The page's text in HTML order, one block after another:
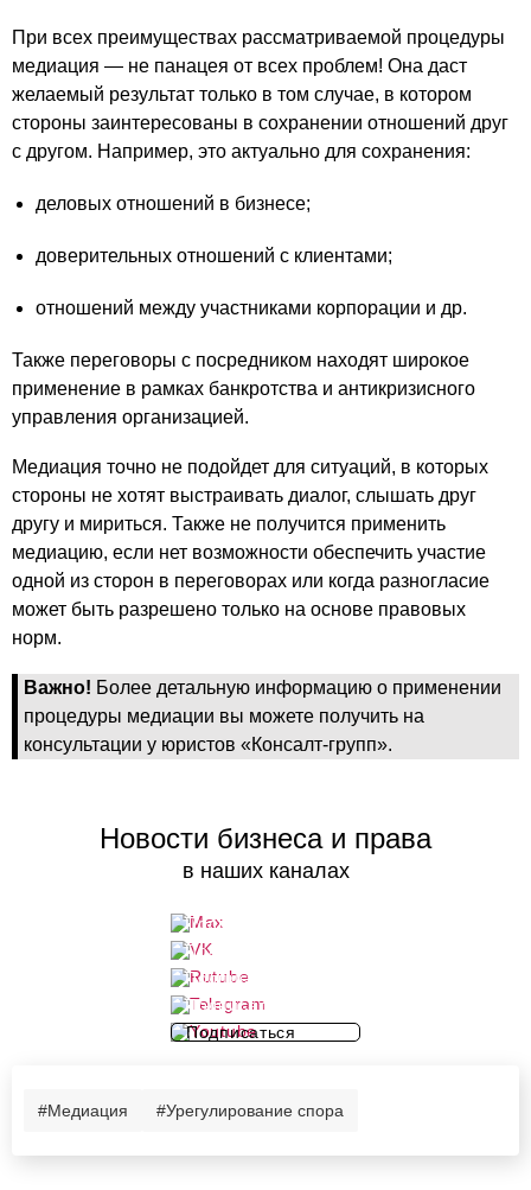
При всех преимуществах рассматриваемой процедуры
медиация — не панацея от всех проблем! Она даст
желаемый результат только в том случае, в котором
стороны заинтересованы в сохранении отношений друг
с другом. Например, это актуально для сохранения:
деловых отношений в бизнесе;
доверительных отношений с клиентами;
отношений между участниками корпорации и др.
Также переговоры с посредником находят широкое
применение в рамках банкротства и антикризисного
управления организацией.
Медиация точно не подойдет для ситуаций, в которых
стороны не хотят выстраивать диалог, слышать друг
другу и мириться. Также не получится применить
медиацию, если нет возможности обеспечить участие
одной из сторон в переговорах или когда разногласие
может быть разрешено только на основе правовых
норм.
Важно! Более детальную информацию о применении
процедуры медиации вы можете получить на
консультации у юристов «Консалт-групп».
Новости бизнеса и права
в наших каналах
Подписаться
Подписаться
Подписаться
Подписаться
Подписаться
#Медиация #Урегулирование спора